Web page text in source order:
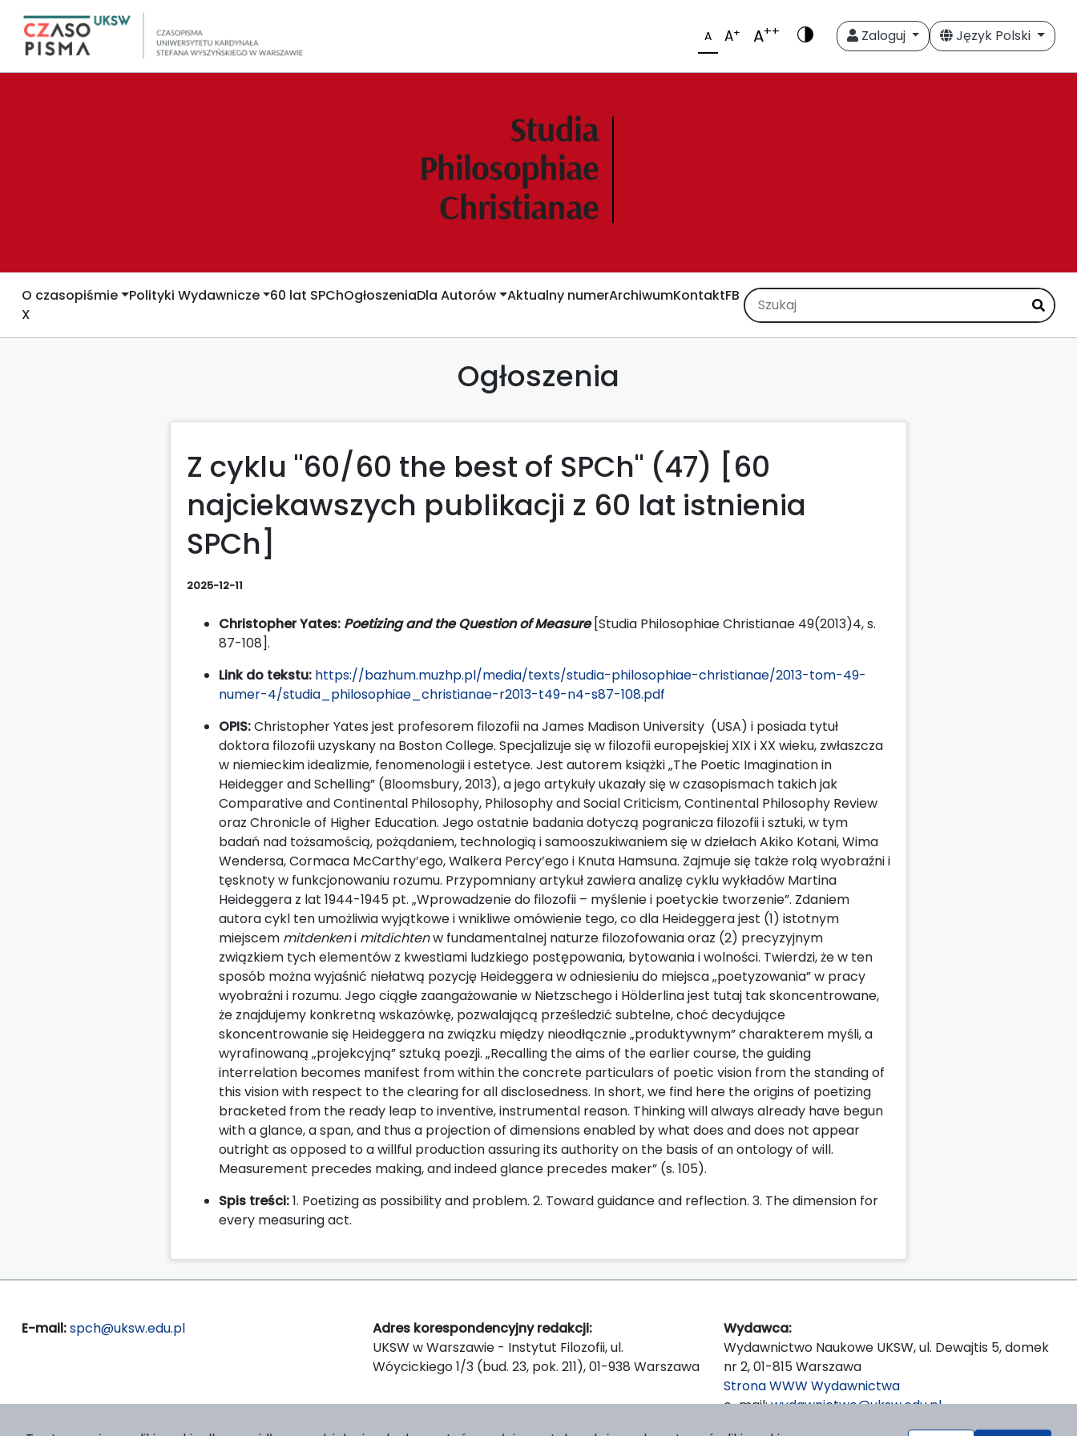
A A+ A++ Zaloguj Język Polski
O czasopiśmie Polityki Wydawnicze 60 lat SPChOgłoszeniaDla Autorów Aktualny numerArchiwumKontaktFB
X
Ogłoszenia
Z cyklu "60/60 the best of SPCh" (47) [60
najciekawszych publikacji z 60 lat istnienia
SPCh]
2025-12-11
Christopher Yates: Poetizing and the Question of Measure[Studia Philosophiae Christianae 49(2013)4, s.
87-108].
Link do tekstu: https://bazhum.muzhp.pl/media/texts/studia-philosophiae-christianae/2013-tom-49-
numer-4/studia_philosophiae_christianae-r2013-t49-n4-s87-108.pdf
OPIS:Christopher Yates jest profesorem filozofii na James Madison University (USA) i posiada tytuł
doktora filozofii uzyskany na Boston College. Specjalizuje się w filozofii europejskiej XIX i XX wieku, zwłaszcza
w niemieckim idealizmie, fenomenologii i estetyce. Jest autorem książki „The Poetic Imagination in
Heidegger and Schelling” (Bloomsbury, 2013), a jego artykuły ukazały się w czasopismach takich jak
Comparative and Continental Philosophy, Philosophy and Social Criticism, Continental Philosophy Review
oraz Chronicle of Higher Education. Jego ostatnie badania dotyczą pogranicza filozofii i sztuki, w tym
badań nad tożsamością, pożądaniem, technologią i samooszukiwaniem się w dziełach Akiko Kotani, Wima
Wendersa, Cormaca McCarthy’ego, Walkera Percy’ego i Knuta Hamsuna. Zajmuje się także rolą wyobraźni i
tęsknoty w funkcjonowaniu rozumu. Przypomniany artykuł zawiera analizę cyklu wykładów Martina
Heideggera z lat 1944-1945 pt. „Wprowadzenie do filozofii – myślenie i poetyckie tworzenie”. Zdaniem
autora cykl ten umożliwia wyjątkowe i wnikliwe omówienie tego, co dla Heideggera jest (1) istotnym
miejscem mitdenkeni mitdichtenw fundamentalnej naturze filozofowania oraz (2) precyzyjnym
związkiem tych elementów z kwestiami ludzkiego postępowania, bytowania i wolności. Twierdzi, że w ten
sposób można wyjaśnić niełatwą pozycję Heideggera w odniesieniu do miejsca „poetyzowania” w pracy
wyobraźni i rozumu. Jego ciągłe zaangażowanie w Nietzschego i Hölderlina jest tutaj tak skoncentrowane,
że znajdujemy konkretną wskazówkę, pozwalającą prześledzić subtelne, choć decydujące
skoncentrowanie się Heideggera na związku między nieodłącznie „produktywnym” charakterem myśli, a
wyrafinowaną „projekcyjną” sztuką poezji. „Recalling the aims of the earlier course, the guiding
interrelation becomes manifest from within the concrete particulars of poetic vision from the standing of
this vision with respect to the clearing for all disclosedness. In short, we find here the origins of poetizing
bracketed from the ready leap to inventive, instrumental reason. Thinking will always already have begun
with a glance, a span, and thus a projection of dimensions enabled by what does and does not appear
outright as opposed to a willful production assuring its authority on the basis of an ontology of will.
Measurement precedes making, and indeed glance precedes maker” (s. 105).
Spis treści:1. Poetizing as possibility and problem. 2. Toward guidance and reflection. 3. The dimension for
every measuring act.
E-mail:spch@uksw.edu.pl
Adres korespondencyjny redakcji:
UKSW w Warszawie - Instytut Filozofii, ul.
Wóycickiego 1/3 (bud. 23, pok. 211), 01-938 Warszawa
Wydawca:
Wydawnictwo Naukowe UKSW, ul. Dewajtis 5, domek
nr 2, 01-815 Warszawa
Strona WWW Wydawnictwa
e-mail:wydawnictwo@uksw.edu.pl